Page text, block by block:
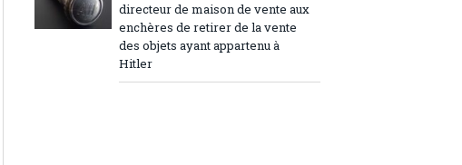
directeur de maison de vente aux
enchères de retirer de la vente
des objets ayant appartenu à
Hitler